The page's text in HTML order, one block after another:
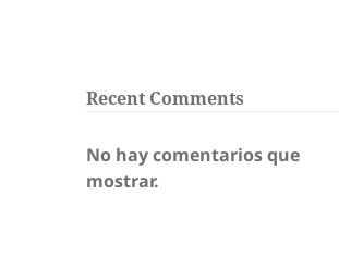
Recent Comments
No hay comentarios que
mostrar.